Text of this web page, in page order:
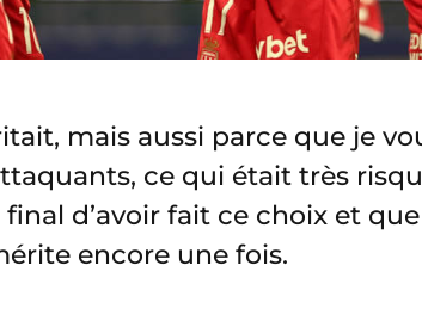
mais aussi parce que je
ce qui était très
d’avoir fait ce choix et
encore une fois.